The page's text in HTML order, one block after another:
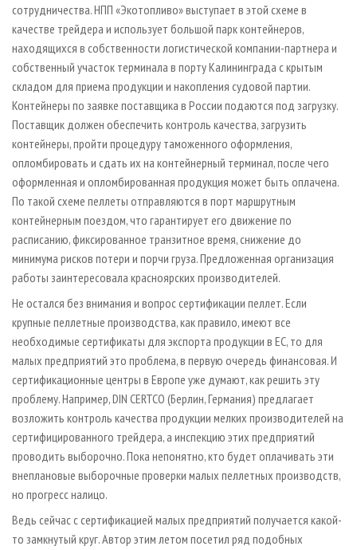
сотрудничества. НПП «Экотопливо» выступает в этой схеме в
качестве трейдера и использует большой парк контейнеров,
находящихся в собственности логистической компании-партнера и
собственный участок терминала в порту Калининграда с крытым
складом для приема продукции и накопления судовой партии.
Контейнеры по заявке поставщика в России подаются под загрузку.
Поставщик должен обеспечить контроль качества, загрузить
контейнеры, пройти процедуру таможенного оформления,
опломбировать и сдать их на контейнерный терминал, после чего
оформленная и опломбированная продукция может быть оплачена.
По такой схеме пеллеты отправляются в порт маршрутным
контейнерным поездом, что гарантирует его движение по
расписанию, фиксированное транзитное время, снижение до
минимума рисков потери и порчи груза. Предложенная организация
работы заинтересовала красноярских производителей.
Не остался без внимания и вопрос сертификации пеллет. Если
крупные пеллетные производства, как правило, имеют все
необходимые сертификаты для экспорта продукции в ЕС, то для
малых предприятий это проблема, в первую очередь финансовая. И
сертификационные центры в Европе уже думают, как решить эту
проблему. Например, DIN CERTCO (Берлин, Германия) предлагает
возложить контроль качества продукции мелких производителей на
сертифицированного трейдера, а инспекцию этих предприятий
проводить выборочно. Пока непонятно, кто будет оплачивать эти
внеплановые выборочные проверки малых пеллетных производств,
но прогресс налицо.
Ведь сейчас с сертификацией малых предприятий получается какой-
то замкнутый круг. Автор этим летом посетил ряд подобных